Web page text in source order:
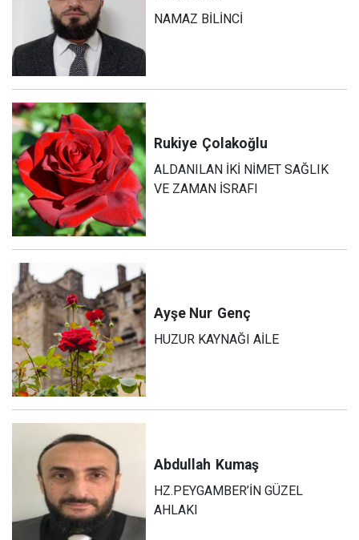
NAMAZ BİLİNCİ
Rukiye Çolakoğlu
ALDANILAN İKİ NİMET SAĞLIK
VE ZAMAN İSRAFI
Ayşe Nur Genç
HUZUR KAYNAĞI AİLE
Abdullah Kumaş
HZ.PEYGAMBER’İN GÜZEL
AHLAKI